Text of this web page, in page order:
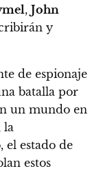
, John
y
de espionaje
batalla por
un mundo en
la
estado de
estos